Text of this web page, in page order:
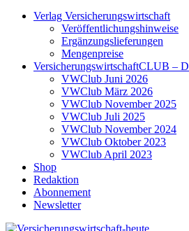
Verlag Versicherungswirtschaft
Veröffentlichungshinweise
Ergänzungslieferungen
Mengenpreise
VersicherungswirtschaftCLUB –
VWClub Juni 2026
VWClub März 2026
VWClub November 2025
VWClub Juli 2025
VWClub November 2024
VWClub Oktober 2023
VWClub April 2023
Shop
Redaktion
Abonnement
Newsletter